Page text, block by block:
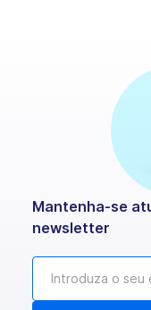
Mantenha-se
newsletter